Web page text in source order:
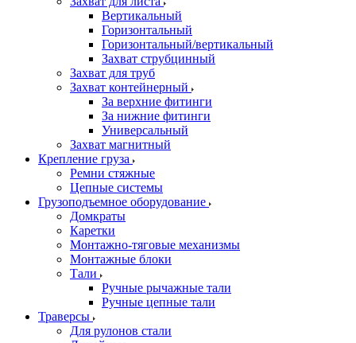
Вертикальный
Горизонтальный
Горизонтальный/вертикальный
Захват струбцинный
Захват для труб
Захват контейнерный
За верхние фитинги
За нижние фитинги
Универсальный
Захват магнитный
Крепление груза
Ремни стяжные
Цепные системы
Грузоподъемное оборудование
Домкраты
Каретки
Монтажно-тяговые механизмы
Монтажные блоки
Тали
Ручные рычажные тали
Ручные цепные тали
Траверсы
Для рулонов стали